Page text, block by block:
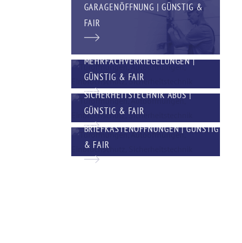
GARAGENÖFFNUNG | GÜNSTIG &
FAIR
MEHRFACHVERRIEGELUNGEN |
GÜNSTIG & FAIR
SICHERHEITSTECHNIK ABUS |
GÜNSTIG & FAIR
BRIEFKASTENÖFFNUNGEN | GÜNSTIG
& FAIR